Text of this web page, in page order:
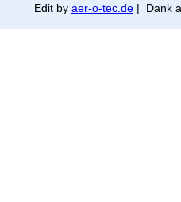
Edit by aer-o-tec.de| Dank